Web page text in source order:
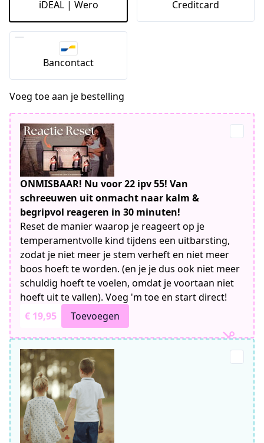
iDEAL | Wero Creditcard
Bancontact
Voeg toe aan je bestelling
ONMISBAAR! Nu voor 22 ipv 55! Van
schreeuwen uit onmacht naar kalm &
begripvol reageren in 30 minuten!
Reset de manier waarop je reageert op je
temperamentvolle kind tijdens een uitbarsting,
zodat je niet meer je stem verheft en niet meer
boos hoeft te worden. (en je je dus ook niet meer
schuldig hoeft te voelen, omdat je voortaan niet
hoeft uit te vallen). Voeg 'm toe en start direct!
€ 19,95
Toevoegen